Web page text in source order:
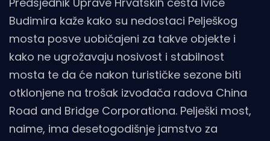
Budimira kaže kako su nedostaci Pelješkog
mosta posve uobičajeni za takve objekte i
kako ne ugrožavaju nosivost i stabilnost
mosta te da će nakon turističke sezone biti
otklonjene na trošak izvođača radova China
Road and Bridge Corporationa. Pelješki most,
naime, ima desetogodišnje jamstvo za